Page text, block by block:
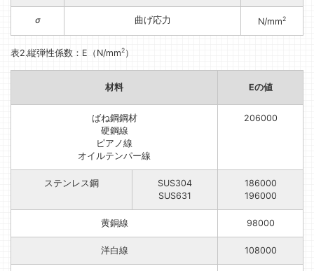
σ 曲げ応力 N/mm2
表2.縦弾性係数：E（N/mm2）
材料 Eの値
ばね鋼鋼材
硬鋼線
ピアノ線
オイルテンパー線
206000
ステンレス鋼
SUS304
SUS631
186000
196000
黄銅線 98000
洋白線 108000